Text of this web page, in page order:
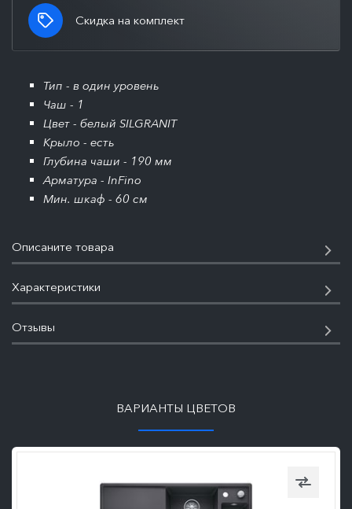
Скидка на комплект
Тип - в один уровень
Чаш - 1
Цвет - белый SILGRANIT
Крыло - есть
Глубина чаши - 190 мм
Арматура - InFino
Мин. шкаф - 60 см
Описаните товара
Характеристики
Отзывы
ВАРИАНТЫ ЦВЕТОВ